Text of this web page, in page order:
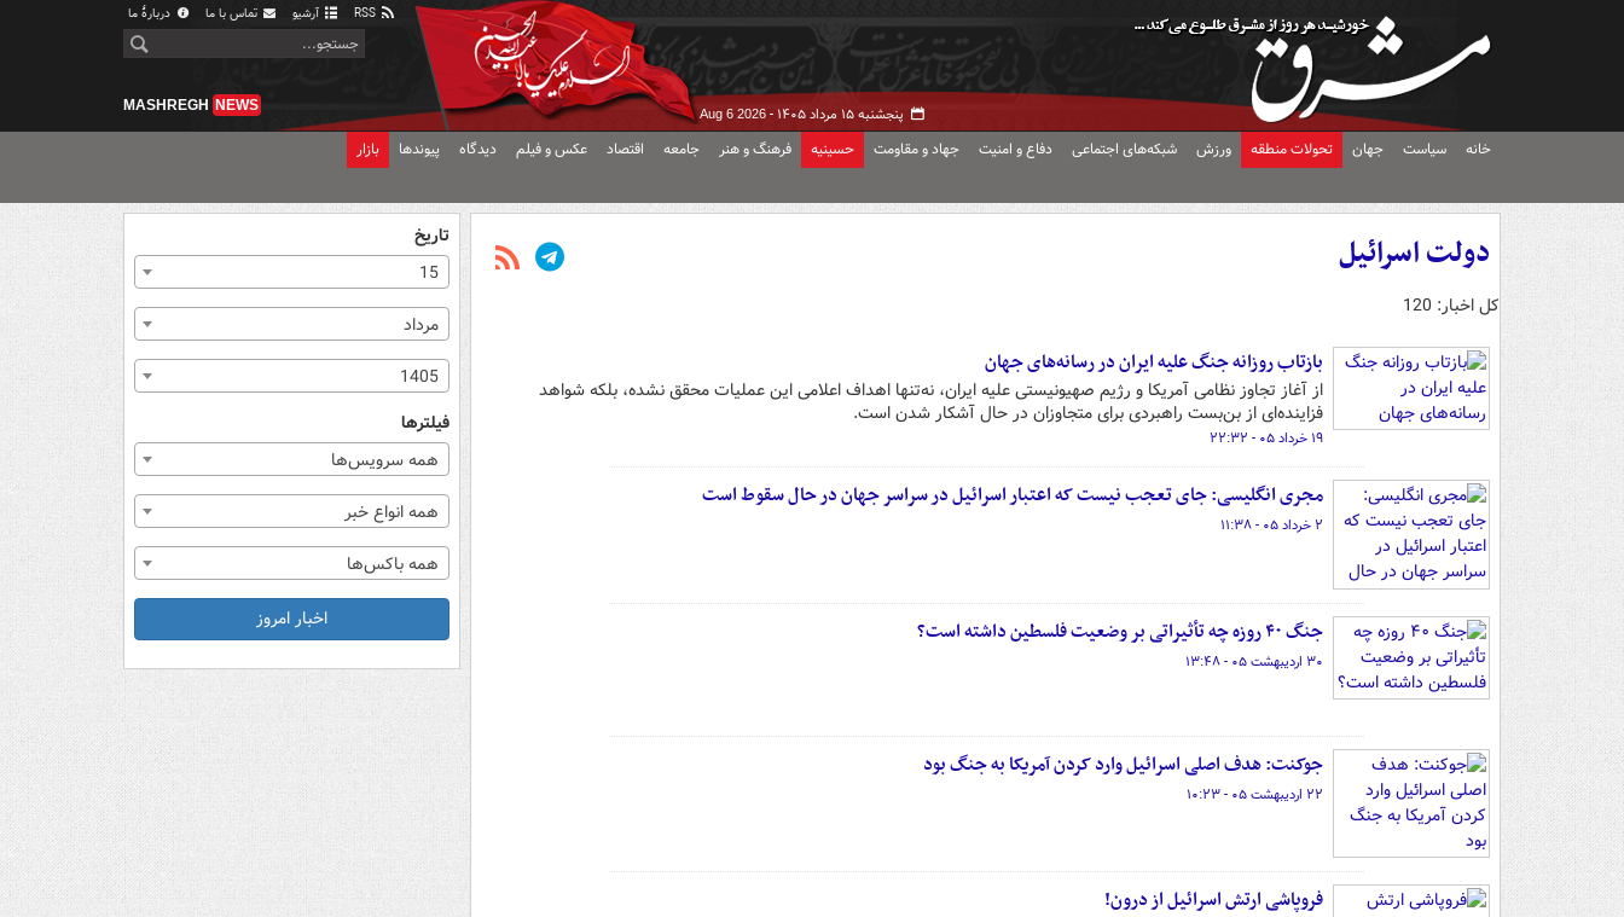
آرشیو تماس با ما دربارهٔ ما
پنجشنبه ۱۵ مرداد ۱۴۰۵ - Aug 6 2026
MASHREGH NEWS
خانه سیاست جهان تحولات منطقه ورزش شبکه‌های اجتماعی دفاع و امنیت جهاد و مقاومت حسینیه فرهنگ و هنر جامعه اقتصاد عکس و فیلم دیدگاه پیوندها بازار
دولت اسرائیل
کل اخبار: 120
بازتاب روزانه جنگ علیه ایران در رسانه‌های جهان
از آغاز تجاوز نظامی آمریکا و رژیم صهیونیستی علیه ایران، نه‌تنها اهداف اعلامی این عملیات محقق نشده، بلکه شواهد
فزاینده‌ای از بن‌بست راهبردی برای متجاوزان در حال آشکار شدن است.
۱۹ خرداد ۰۵ - ۲۲:۳۲
مجری انگلیسی: جای تعجب نیست که اعتبار اسرائیل در سراسر جهان در حال سقوط است
۲ خرداد ۰۵ - ۱۱:۳۸
جنگ ۴۰ روزه چه تأثیراتی بر وضعیت فلسطین داشته است؟
۳۰ اردیبهشت ۰۵ - ۱۳:۴۸
‏جوکنت: هدف اصلی اسرائیل وارد کردن آمریکا به جنگ بود
۲۲ اردیبهشت ۰۵ - ۱۰:۲۳
فروپاشی ارتش اسرائیل از درون!
تاریخ
15
مرداد
1405
فیلترها
همه سرویس‌ها
همه انواع خبر
همه باکس‌ها
اخبار امروز